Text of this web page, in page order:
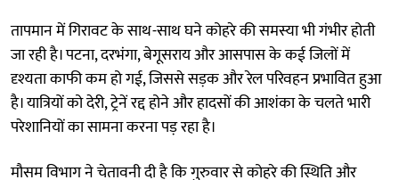
तापमान में गिरावट के साथ-साथ घने कोहरे की समस्या भी गंभीर होती
जा रही है। पटना, दरभंगा, बेगूसराय और आसपास के कई जिलों में
दृश्यता काफी कम हो गई, जिससे सड़क और रेल परिवहन प्रभावित हुआ
है। यात्रियों को देरी, ट्रेनें रद्द होने और हादसों की आशंका के चलते भारी
परेशानियों का सामना करना पड़ रहा है।
मौसम विभाग ने चेतावनी दी है कि गुरुवार से कोहरे की स्थिति और